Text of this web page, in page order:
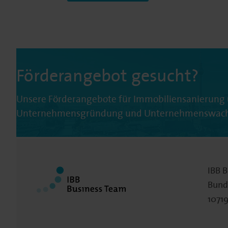
Förderangebot gesucht?
Unsere Förderangebote für
Unternehmensgründung und
IBB